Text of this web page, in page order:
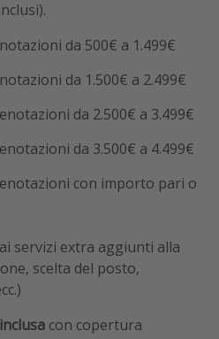
da 500€ a 1.499€
da 1.500€ a 2.499€
da 2.500€ a 3.499€
da 3.500€ a 4.499€
con importo pari o
servizi extra aggiunti alla
scelta del posto,
con copertura